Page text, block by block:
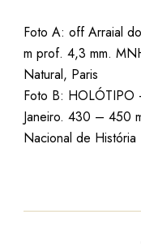
Foto A: off Arraial
m prof. 4,3 mm.
Natural, Paris
Foto B:
Janeiro. 430 – 450
Nacional de História